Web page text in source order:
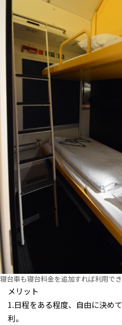
寝台車も寝台料金を追加すれば利用で
メリット
1.日程をある程度、自由に決め
利。